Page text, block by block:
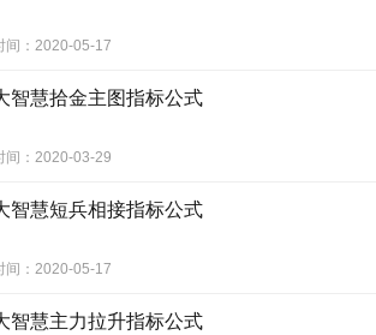
间：2020-05-17
智慧拾金主图指标公式
间：2020-03-29
智慧短兵相接指标公式
间：2020-05-17
智慧主力拉升指标公式